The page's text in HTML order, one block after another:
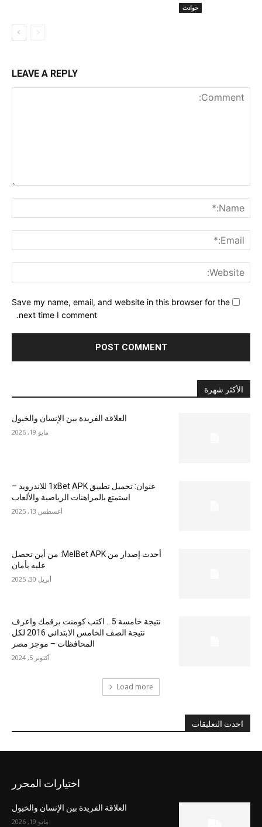
حوادث
LEAVE A REPLY
Save my name, email, and website in this browser for the
next time I comment.
الأكثر شهرة
العلاقة الفريدة بين الإنسان والخيول
مايو 19, 2026
عنوان: تحميل تطبيق 1xBet APK للاندرويد –
استمتع بالمراهنات الرياضية والألعاب
أغسطس 13, 2025
أحدث إصدار من MelBet APK: من أين تحصل
عليه بأمان
أبريل 30, 2025
نتيجة خامسة 5 .. اكتب كومنت برقمك واعرف
نتيجة الصف الخامس الابتدائي 2016 لكل
المحافظات – موجز مصر
أكتوبر 5, 2024
Load more
احدث التعليقات
اختيارات المحرر
العلاقة الفريدة بين الإنسان والخيول
مايو 19, 2026